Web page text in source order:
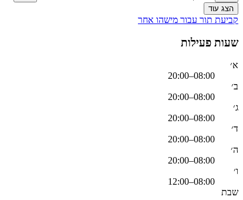
הצג עוד
קביעת תור עבור מישהו אחר
שעות פעילות
א׳
08:00–20:00
ב׳
08:00–20:00
ג׳
08:00–20:00
ד׳
08:00–20:00
ה׳
08:00–20:00
ו׳
08:00–12:00
שבת